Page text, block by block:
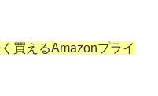
買えるAmazonプライ